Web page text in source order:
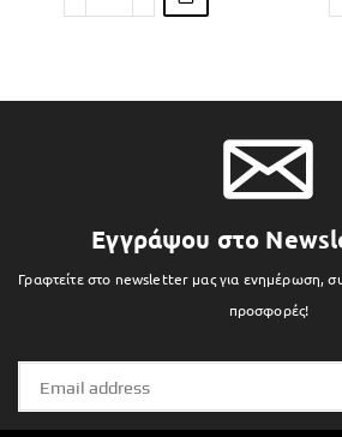
Εγγράψου στο
Γραφτείτε στο newsletter μας για ενημέρωση,
προσφορές!